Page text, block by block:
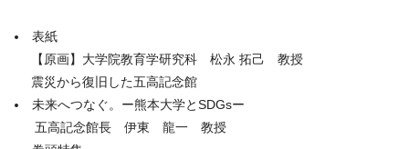
表紙
【原画】大学院教育学研究科 松永 拓己 教授
震災から復旧した五高記念館
未来へつなぐ。ー熊本大学とSDGsー
五高記念館長 伊東 龍一 教授